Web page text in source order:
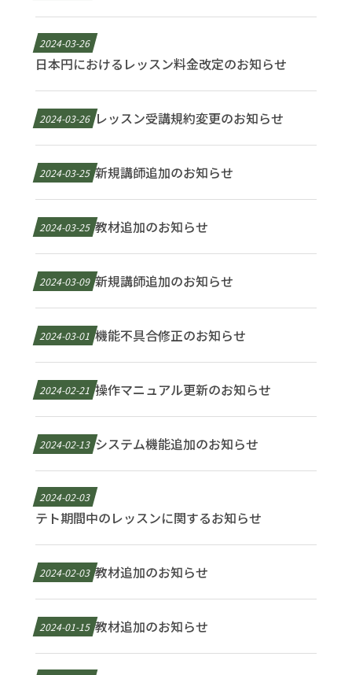
2024-03-26
日本円におけるレッスン料金改定のお知らせ
2024-03-26 レッスン受講規約変更のお知らせ
2024-03-25 新規講師追加のお知らせ
2024-03-25 教材追加のお知らせ
2024-03-09 新規講師追加のお知らせ
2024-03-01 機能不具合修正のお知らせ
2024-02-21 操作マニュアル更新のお知らせ
2024-02-13 システム機能追加のお知らせ
2024-02-03
テト期間中のレッスンに関するお知らせ
2024-02-03 教材追加のお知らせ
2024-01-15 教材追加のお知らせ